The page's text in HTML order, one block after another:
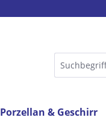
Porzellan & Geschirr